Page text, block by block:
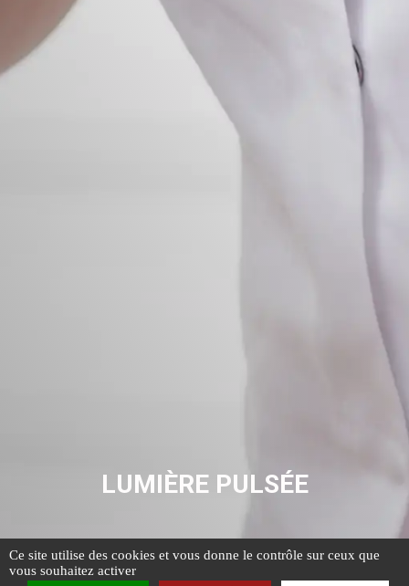
LUMIÈRE PULSÉE
Ce site utilise des cookies et vous donne le contrôle sur ceux que
vous souhaitez activer